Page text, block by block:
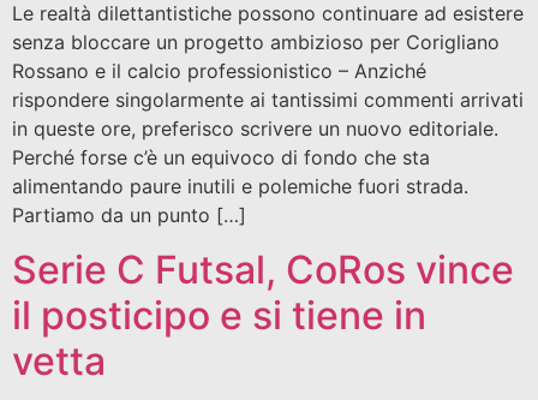
Le realtà dilettantistiche possono continuare ad esistere
senza bloccare un progetto ambizioso per Corigliano
Rossano e il calcio professionistico – Anziché
rispondere singolarmente ai tantissimi commenti arrivati
in queste ore, preferisco scrivere un nuovo editoriale.
Perché forse c’è un equivoco di fondo che sta
alimentando paure inutili e polemiche fuori strada.
Partiamo da un punto […]
Serie C Futsal, CoRos vince
il posticipo e si tiene in
vetta